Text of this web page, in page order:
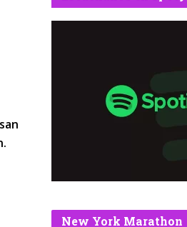
New York Marathon